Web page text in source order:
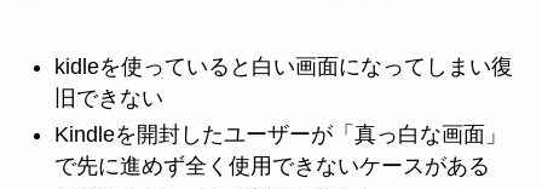
kidleを使っていると白い画面になってしまい復
旧できない
Kindleを開封したユーザーが「真っ白な画面」
で先に進めず全く使用できないケースがある